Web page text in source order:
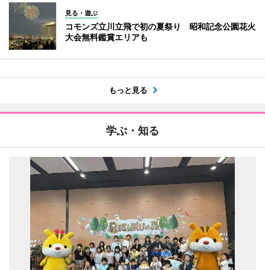
見る・遊ぶ
コモンズ立川立飛で初の夏祭り 昭和記念公園花火
大会無料鑑賞エリアも
もっと見る
学ぶ・知る